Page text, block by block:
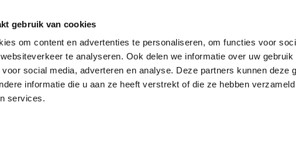
gebruik van cookies
om content en advertenties te personaliseren, om functies voor
te analyseren. Ook delen we informatie over uw
social media, adverteren en analyse. Deze partners kunnen deze
informatie die u aan ze heeft verstrekt of die ze hebben
services.
Tweedehands trucks
smalle instaande
Specificatie